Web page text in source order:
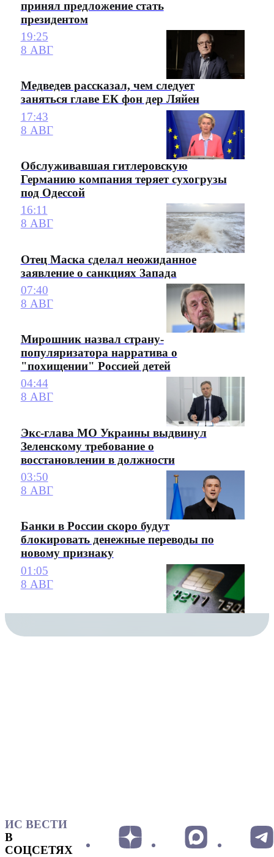
принял предложение стать
президентом
19:25
8 АВГ
Медведев рассказал, чем следует
заняться главе ЕК фон дер Ляйен
17:43
8 АВГ
Обслуживавшая гитлеровскую
Германию компания теряет сухогрузы
под Одессой
16:11
8 АВГ
Отец Маска сделал неожиданное
заявление о санкциях Запада
07:40
8 АВГ
Мирошник назвал страну-
популяризатора нарратива о
"похищении" Россией детей
04:44
8 АВГ
Экс-глава МО Украины выдвинул
Зеленскому требование о
восстановлении в должности
03:50
8 АВГ
Банки в России скоро будут
блокировать денежные переводы по
новому признаку
01:05
8 АВГ
ИС ВЕСТИ
В
СОЦСЕТЯХ